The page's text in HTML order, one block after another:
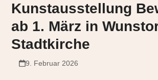
­Kunstausstellung
ab 1. März in
Stadtkirche
9. Februar 2026